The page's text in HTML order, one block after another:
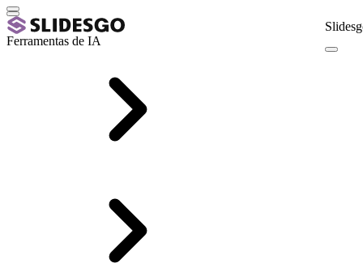
Ferramentas de IA